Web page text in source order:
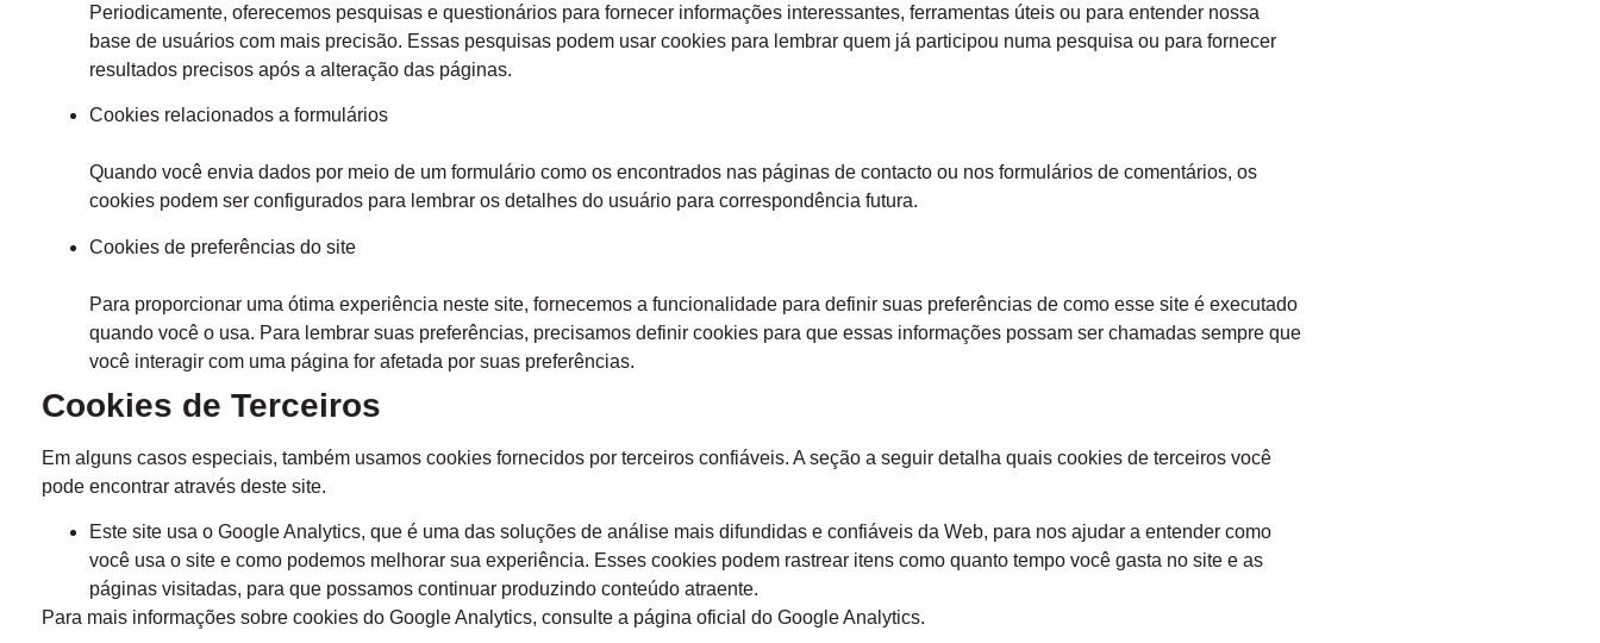
Periodicamente, oferecemos pesquisas e questionários para fornecer informações interessantes, ferramentas úteis ou para entender nossa
base de usuários com mais precisão. Essas pesquisas podem usar cookies para lembrar quem já participou numa pesquisa ou para fornecer
resultados precisos após a alteração das páginas.
Cookies relacionados a formulários
Quando você envia dados por meio de um formulário como os encontrados nas páginas de contacto ou nos formulários de comentários, os
cookies podem ser configurados para lembrar os detalhes do usuário para correspondência futura.
Cookies de preferências do site
Para proporcionar uma ótima experiência neste site, fornecemos a funcionalidade para definir suas preferências de como esse site é executado
quando você o usa. Para lembrar suas preferências, precisamos definir cookies para que essas informações possam ser chamadas sempre que
você interagir com uma página for afetada por suas preferências.
Cookies de Terceiros
Em alguns casos especiais, também usamos cookies fornecidos por terceiros confiáveis. A seção a seguir detalha quais cookies de terceiros você
pode encontrar através deste site.
Este site usa o Google Analytics, que é uma das soluções de análise mais difundidas e confiáveis da Web, para nos ajudar a entender como
você usa o site e como podemos melhorar sua experiência. Esses cookies podem rastrear itens como quanto tempo você gasta no site e as
páginas visitadas, para que possamos continuar produzindo conteúdo atraente.
Para mais informações sobre cookies do Google Analytics, consulte a página oficial do Google Analytics.